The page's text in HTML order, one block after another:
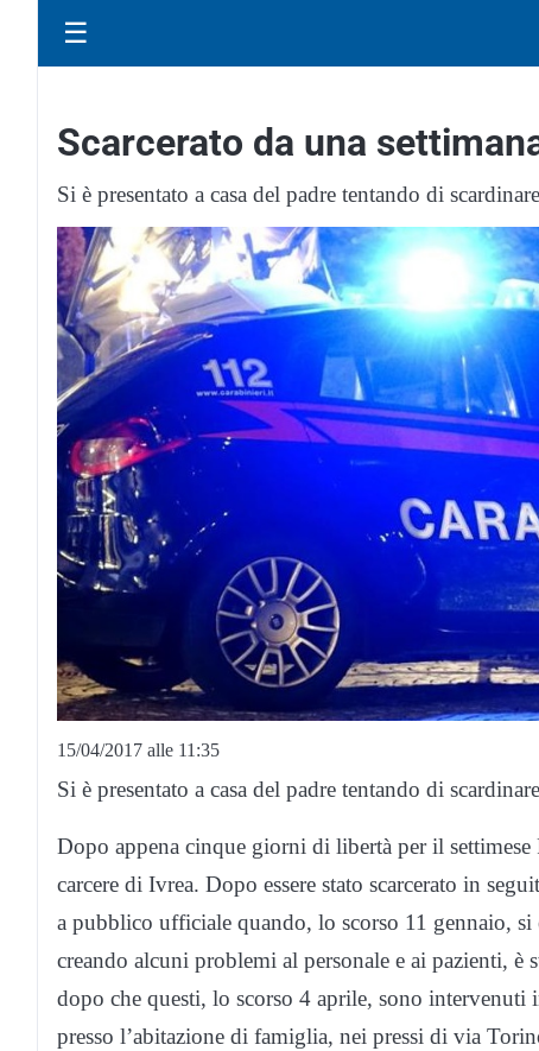
☰
Scarcerato da una
Si è presentato a casa del padre tentando di
15/04/2017 alle 11:35
Si è presentato a casa del padre tentando di
Dopo appena cinque giorni di libertà per il
carcere di Ivrea. Dopo essere stato scarcerato in
a pubblico ufficiale quando, lo scorso 11 gennaio, si
creando alcuni problemi al personale e ai pazienti, è
dopo che questi, lo scorso 4 aprile, sono
presso l’abitazione di famiglia, nei pressi di via